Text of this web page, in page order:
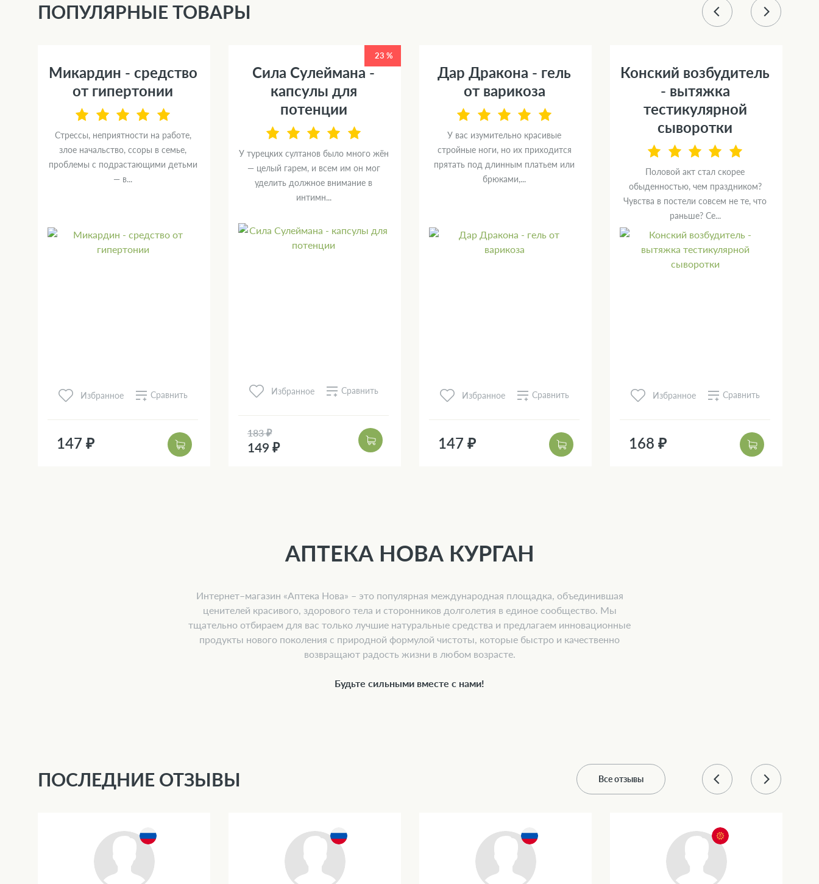
ПОПУЛЯРНЫЕ ТОВАРЫ
Микардин - средство
от гипертонии
Стрессы, неприятности на работе,
злое начальство, ссоры в семье,
проблемы с подрастающими детьми
— в...
Избранное Сравнить
147 ₽
23 %
Сила Сулеймана -
капсулы для
потенции
У турецких султанов было много жён
— целый гарем, и всем им он мог
уделить должное внимание в
интимн...
Избранное Сравнить
183 ₽
149 ₽
Дар Дракона - гель
от варикоза
У вас изумительно красивые
стройные ноги, но их приходится
прятать под длинным платьем или
брюками,...
Избранное Сравнить
147 ₽
Конский возбудитель
- вытяжка
тестикулярной
сыворотки
Половой акт стал скорее
обыденностью, чем праздником?
Чувства в постели совсем не те, что
раньше? Се...
Избранное Сравнить
168 ₽
АПТЕКА НОВА КУРГАН
Интернет–магазин «Аптека Нова» – это популярная международная площадка, объединившая
ценителей красивого, здорового тела и сторонников долголетия в единое сообщество. Мы
тщательно отбираем для вас только лучшие натуральные средства и предлагаем инновационные
продукты нового поколения с природной формулой чистоты, которые быстро и качественно
возвращают радость жизни в любом возрасте.
Будьте сильными вместе с нами!
ПОСЛЕДНИЕ ОТЗЫВЫ Все отзывы